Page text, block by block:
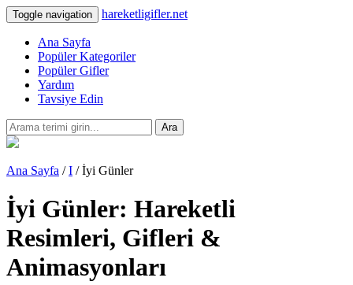
Toggle navigation hareketligifler.net
Ana Sayfa
Popüler Kategoriler
Popüler Gifler
Yardım
Tavsiye Edin
Ara
Ana Sayfa /I / İyi Günler
İyi Günler: Hareketli
Resimleri, Gifleri &
Animasyonları